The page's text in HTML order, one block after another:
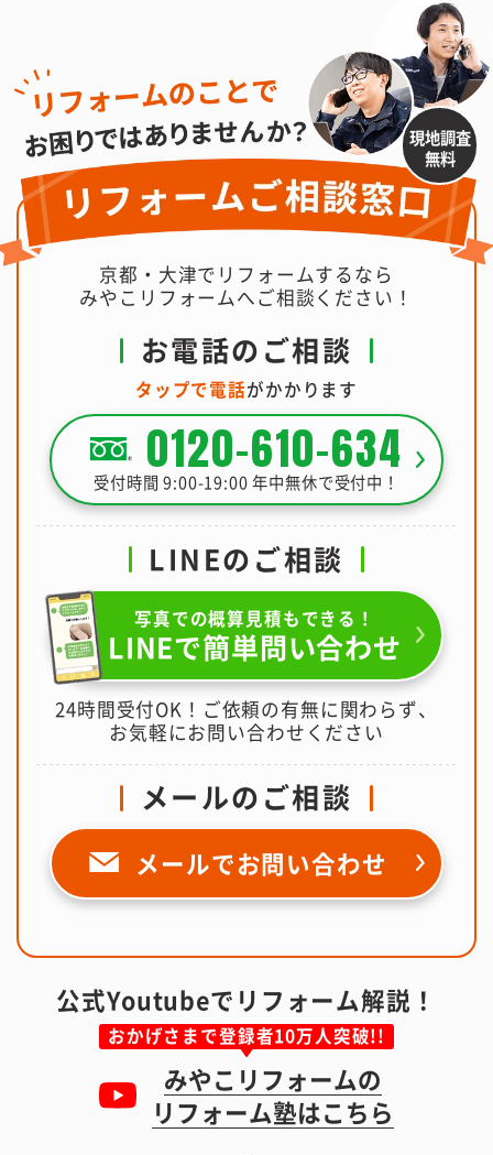
現地調査
無料
京都・大津でリフォームするなら
みやこリフォームへご相談ください！
お電話のご相談
タップで電話がかかります
0120-610-634
受付時間 9:00-19:00 年中無休で受付中！
LINEのご相談
写真での概算見積もできる！
LINEで簡単問い合わせ
24時間受付OK！ご依頼の有無に関わらず、
お気軽にお問い合わせください
メールのご相談
メールでお問い合わせ
公式Youtubeでリフォーム解説！
おかげさまで登録者10万人突破!!
みやこリフォームの
リフォーム塾はこちら